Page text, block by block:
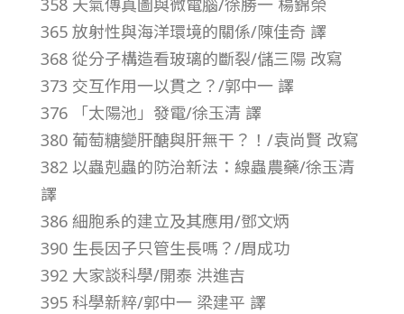
5
期
–
總
號
第
365 放射性與海洋環境的關係/陳佳奇 譯
368 從分子構造看玻璃的斷裂/儲三陽 改寫
373 交互作用一以貫之？/郭中一 譯
376 「太陽池」發電/徐玉清 譯
380 葡萄糖變肝醣與肝無干？！/袁尚賢 改寫
382 以蟲剋蟲的防治新法：線蟲農藥/徐玉清
譯
386 細胞系的建立及其應用/鄧文炳
390 生長因子只管生長嗎？/周成功
392 大家談科學/開泰 洪進吉
395 科學新粹/郭中一 梁建平 譯